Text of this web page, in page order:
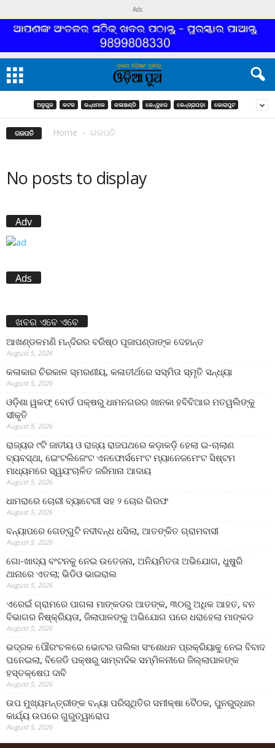
Ads
ଅନୁଗୁଳ କଟକ କନ୍ଧମାଳ କଳାହାଣ୍ଡି କେନ୍ଦୁଝର କେନ୍ଦ୍ରାପଡ଼ା କୋରାପୁଟ
ଗଜପତି Home ଗଜପତି
No posts to display
Adv
Ads
ଖବର ଏବେ ଏବେ
ଆଖଣ୍ଡଳମଣି ମନ୍ଦିରର ବରିଷ୍ଠ ପୂଜାପଣ୍ଡାଙ୍କ ଦେହାନ୍ତ
August 5, 2026
କଳାକାର ଚିରକାଳ ସ୍ମରଣୀୟ, କଳାତୀର୍ଥରେ ସସ୍ମିତା ସ୍ମୃତି ସନ୍ଧ୍ୟା
August 5, 2026
ଓଡ଼ିଶା ୱକଫ୍ ବୋର୍ଡ ପକ୍ଷରୁ ଧାମନଗରର ଖାନକା ହବିବିଆର ମତୱଲିଙ୍କୁ
ସୀକୃତି
August 5, 2026
ରାଜ୍ୟର ୯ଟି ଜାତୀୟ ଓ ରାଜ୍ୟ ରାଜପଥରେ କଡ଼ାକଡ଼ି ହେଲା ଇ-ଚାଲାଣ
ବ୍ୟବସ୍ଥା, ଇେଂଟଲିଜେଂଟ ଏନଫୋର୍ସମେଂଟ ମ୍ୟାନେଜମେଂଟ ସିଷ୍ଟମ
ମାଧ୍ୟମରେ ସ୍ୱୟଂଚାଳିତ ଜରିମାନା ଆଦାୟ
August 5, 2026
ଧାମରାରେ ଚୋରୀ ବ୍ୟାଟେରୀ ସହ ୨ ଚୋର ଗିରଫ
August 5, 2026
ବନ୍ୟାପରେ ଗେଙ୍ଗୁଟି ନଦୀବନ୍ଧ ଧସିଲା, ଆତଙ୍କିତ ଗ୍ରାମବାସୀ
August 5, 2026
ଗୋ-ଖାଦ୍ୟ ବଂଟନକୁ ନେଇ ଉତେଜନା, ଅନିୟମିତତା ଅଭିଯୋଗ, ଧୁଷୁରି
ଥାନାରେ ଏତଲା; ଭିଡିଓ ଭାଇରାଲ
August 5, 2026
ଏରେଇଁ ଗ୍ରାମରେ ପାଗଳା ମାଙ୍କଡର ଆତଙ୍କ, ୩୦ରୁ ଅଧିକ ଆହତ, ବନ
ବିଭାଗର ନିଷ୍କ୍ରିୟତା, ଜିଲାପାଳଙ୍କୁ ଅଭିଯୋଗ ପରେ ଧରାହେଲା ମାଙ୍କଡ
August 5, 2026
ଭଦ୍ରକ ପୌରଂଚଳରେ ଭୋଟର ତାଲିକା ସଂଶୋଧନ ପ୍ରକ୍ରିୟାକୁ ନେଇ ବିବାଦ
ଘନେଇଲା, ବିଜେଡି ପକ୍ଷରୁ ସାମ୍ବାଦିକ ସମ୍ମିଳନୀରେ ଜିଲ୍ଲାପାଳଙ୍କ
ହସ୍ତକ୍ଷେପ ଦାବି
August 5, 2026
ଉପ ମୁଖ୍ୟମନ୍ତ୍ରୀଙ୍କ ବନ୍ୟା ପରିସ୍ଥିତିର ସମୀକ୍ଷା ବୈଠକ, ପୁନରୁଦ୍ଧାର
କାର୍ଯ୍ୟ ଉପରେ ଗୁରୁତ୍ୱାରୋପ
August 5, 2026